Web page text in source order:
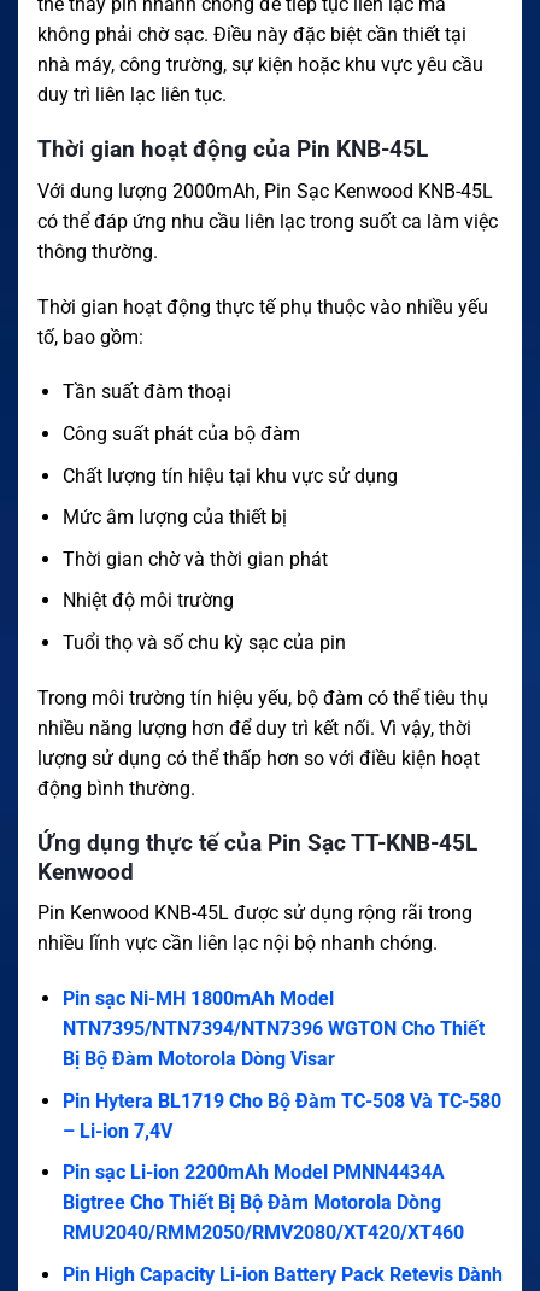
thể thay pin nhanh chóng để tiếp tục liên lạc mà
không phải chờ sạc. Điều này đặc biệt cần thiết tại
nhà máy, công trường, sự kiện hoặc khu vực yêu cầu
duy trì liên lạc liên tục.
Thời gian hoạt động của Pin KNB-45L
Với dung lượng 2000mAh, Pin Sạc Kenwood KNB-45L
có thể đáp ứng nhu cầu liên lạc trong suốt ca làm việc
thông thường.
Thời gian hoạt động thực tế phụ thuộc vào nhiều yếu
tố, bao gồm:
Tần suất đàm thoại
Công suất phát của bộ đàm
Chất lượng tín hiệu tại khu vực sử dụng
Mức âm lượng của thiết bị
Thời gian chờ và thời gian phát
Nhiệt độ môi trường
Tuổi thọ và số chu kỳ sạc của pin
Trong môi trường tín hiệu yếu, bộ đàm có thể tiêu thụ
nhiều năng lượng hơn để duy trì kết nối. Vì vậy, thời
lượng sử dụng có thể thấp hơn so với điều kiện hoạt
động bình thường.
Ứng dụng thực tế của Pin Sạc TT-KNB-45L
Kenwood
Pin Kenwood KNB-45L được sử dụng rộng rãi trong
nhiều lĩnh vực cần liên lạc nội bộ nhanh chóng.
Pin sạc Ni-MH 1800mAh Model
NTN7395/NTN7394/NTN7396 WGTON Cho Thiết
Bị Bộ Đàm Motorola Dòng Visar
Pin Hytera BL1719 Cho Bộ Đàm TC-508 Và TC-580
– Li-ion 7,4V
Pin sạc Li-ion 2200mAh Model PMNN4434A
Bigtree Cho Thiết Bị Bộ Đàm Motorola Dòng
RMU2040/RMM2050/RMV2080/XT420/XT460
Pin High Capacity Li-ion Battery Pack Retevis Dành